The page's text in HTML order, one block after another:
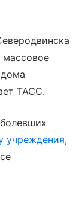
массовое
ТАСС.
учреждения,